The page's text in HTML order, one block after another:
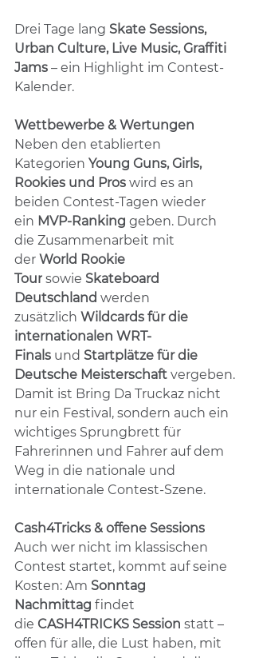
Drei Tage lang Skate Sessions,
Urban Culture, Live Music, Graffiti
Jams – ein Highlight im Contest-
Kalender.
Wettbewerbe & Wertungen
Neben den etablierten
Kategorien Young Guns, Girls,
Rookies und Pros wird es an
beiden Contest-Tagen wieder
ein MVP-Ranking geben. Durch
die Zusammenarbeit mit
der World Rookie
Tour sowie Skateboard
Deutschland werden
zusätzlich Wildcards für die
internationalen WRT-
Finals und Startplätze für die
Deutsche Meisterschaft vergeben.
Damit ist Bring Da Truckaz nicht
nur ein Festival, sondern auch ein
wichtiges Sprungbrett für
Fahrerinnen und Fahrer auf dem
Weg in die nationale und
internationale Contest-Szene.
Cash4Tricks & offene Sessions
Auch wer nicht im klassischen
Contest startet, kommt auf seine
Kosten: Am Sonntag
Nachmittag findet
die CASH4TRICKS Session statt –
offen für alle, die Lust haben, mit